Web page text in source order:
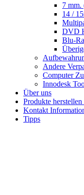
7
14 /
DVD
Blu-
Andere
Computer
Innodesk
Über uns
Produkte herstellen
Kontakt
Tipps